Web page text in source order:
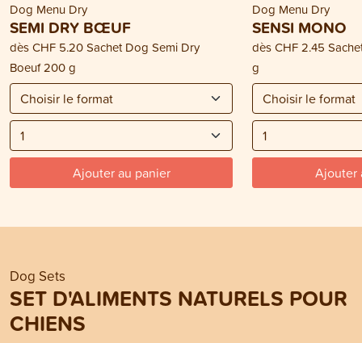
Dog Menu Dry
SEMI DRY BŒUF
dèsCHF 5.20Sachet Dog Semi Dry
Boeuf 200 g
Ajouter au panier
Dog Menu Dry
SENSI MONO
dèsCHF 2.45
g
Ajouter
Dog Sets
SET D'ALIMENTS NATURELS POUR
CHIENS